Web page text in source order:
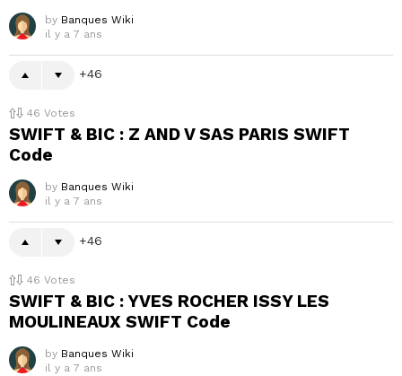
by Banques Wiki
il y a 7 ans
46
46 Votes
SWIFT & BIC : Z AND V SAS PARIS SWIFT
Code
by Banques Wiki
il y a 7 ans
46
46 Votes
SWIFT & BIC : YVES ROCHER ISSY LES
MOULINEAUX SWIFT Code
by Banques Wiki
il y a 7 ans